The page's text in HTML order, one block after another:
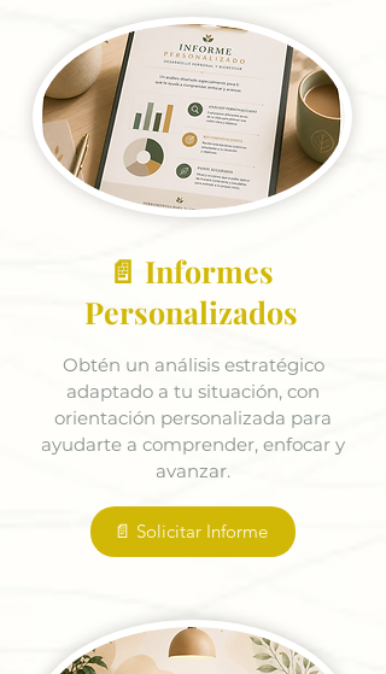
📄 Informes
Personalizados
Obtén un análisis estratégico
adaptado a tu situación, con
orientación personalizada para
ayudarte a comprender, enfocar y
avanzar.
📄 Solicitar Informe